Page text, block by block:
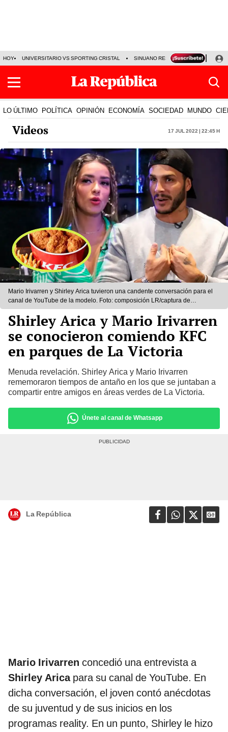
HOY UNIVERSITARIO VS SPORTING CRISTAL SINUANO RESULTADOS HOY
LO ÚLTIMO POLÍTICA OPINIÓN ECONOMÍA SOCIEDAD MUNDO
Videos 17 Jul 2022 | 22:45 h
Mario Irivarren y Shirley Arica tuvieron una candente conversación para el
canal de YouTube de la modelo. Foto: composición LR/captura de
YouTube/Shirley Arica
Shirley Arica y Mario Irivarren
se conocieron comiendo KFC
en parques de La Victoria
Menuda revelación. Shirley Arica y Mario Irivarren
rememoraron tiempos de antaño en los que se juntaban a
compartir entre amigos en áreas verdes de La Victoria.
Únete al canal de Whatsapp
La República
Mario Irivarren concedió una entrevista a
Shirley Aricapara su canal de YouTube. En
dicha conversación, el joven contó anécdotas
de su juventud y de sus inicios en los
programas reality. En un punto, Shirley le hizo